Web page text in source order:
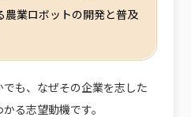
農業ロボットの開発と普及
も、なぜその企業を志した
る志望動機です。